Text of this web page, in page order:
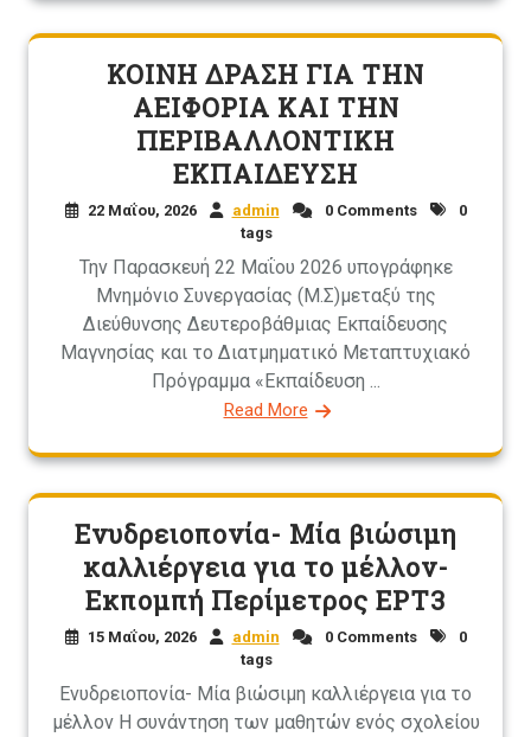
ΚΟΙΝΗ ΔΡΑΣΗ ΓΙΑ ΤΗΝ
ΑΕΙΦΟΡΙΑ ΚΑΙ ΤΗΝ
ΠΕΡΙΒΑΛΛΟΝΤΙΚΗ
ΕΚΠΑΙΔΕΥΣΗ
22 Μαΐου, 2026 admin 0 Comments
0
tags
Την Παρασκευή 22 Μαΐου 2026 υπογράφηκε
Μνημόνιο Συνεργασίας (Μ.Σ)μεταξύ της
Διεύθυνσης Δευτεροβάθμιας Εκπαίδευσης
Μαγνησίας και το Διατμηματικό Μεταπτυχιακό
Πρόγραμμα «Εκπαίδευση ...
Read More
Ενυδρειοπονία- Μία βιώσιμη
καλλιέργεια για το μέλλον-
Εκπομπή Περίμετρος ΕΡΤ3
15 Μαΐου, 2026 admin 0 Comments
0
tags
Ενυδρειοπονία- Μία βιώσιμη καλλιέργεια για το
μέλλον Η συνάντηση των μαθητών ενός σχολείου